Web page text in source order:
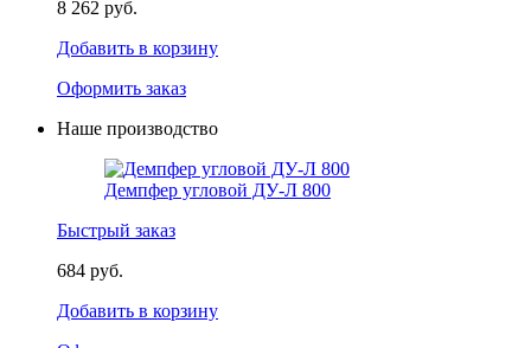
8 262 руб.
Добавить в корзину
Оформить заказ
Наше производство
Демпфер угловой ДУ-Л 800
Быстрый заказ
684 руб.
Добавить в корзину